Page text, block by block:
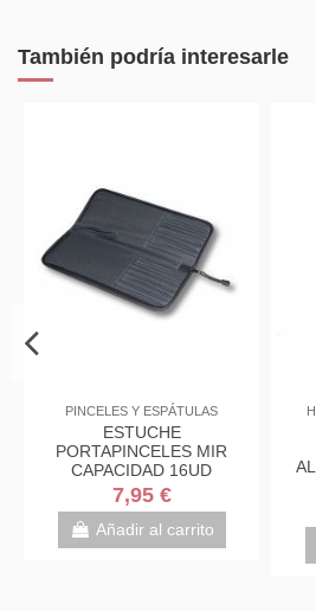
También podría interesarle
PINCELES Y ESPÁTULAS
ESTUCHE
PORTAPINCELES MIR
CAPACIDAD 16UD
7,95 €
Añadir al carrito